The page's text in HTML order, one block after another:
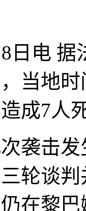
日电 据
当地
成7人
击发
轮谈
在黎